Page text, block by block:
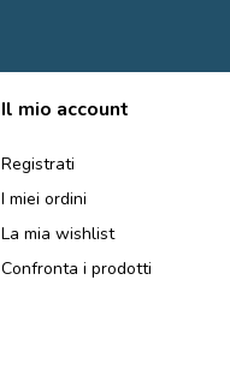
Il mio account
Registrati
I miei ordini
La mia wishlist
Confronta i prodotti